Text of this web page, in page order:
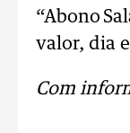
“Abono
valor, dia
Com